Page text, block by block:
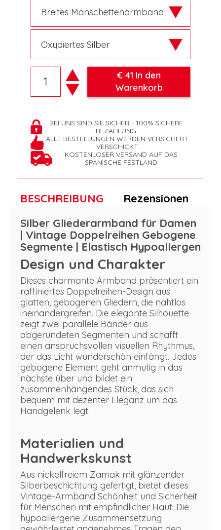
€ 41 In den
Warenkorb
BEI UNS SIND SIE SICHER - 100% SICHERE
BEZAHLUNG
ALLE BESTELLUNGEN WERDEN VERSICHERT
VERSCHICKT
KOSTENLOSER VERSAND AUF DAS
SPANISCHE FESTLAND
BESCHREIBUNG
Rezensionen
Silber Gliederarmband für Damen
| Vintage Doppelreihen Gebogene
Segmente | Elastisch Hypoallergen
Design und Charakter
Dieses charmante Armband präsentiert ein
raffiniertes Doppelreihen-Design aus
glatten, gebogenen Gliedern, die nahtlos
ineinandergreifen. Die elegante Silhouette
zeigt zwei parallele Bänder aus
abgerundeten Segmenten und schafft
einen anspruchsvollen visuellen Rhythmus,
der das Licht wunderschön einfängt. Jedes
gebogene Element geht anmutig in das
nächste über und bildet ein
zusammenhängendes Stück, das sich
bequem mit dezenter Eleganz um das
Handgelenk legt.
Materialien und
Handwerkskunst
Aus nickelfreiem Zamak mit glänzender
Silberbeschichtung gefertigt, bietet dieses
Vintage-Armband Schönheit und Sicherheit
für Menschen mit empfindlicher Haut. Die
hypoallergene Zusammensetzung